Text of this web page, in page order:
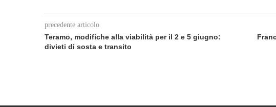
precedente articolo
Teramo, modifiche alla viabilità per il 2 e 5 giugno:
divieti di sosta e transito